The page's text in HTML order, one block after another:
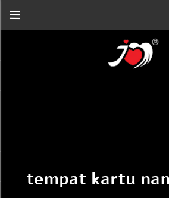
tempat kartu